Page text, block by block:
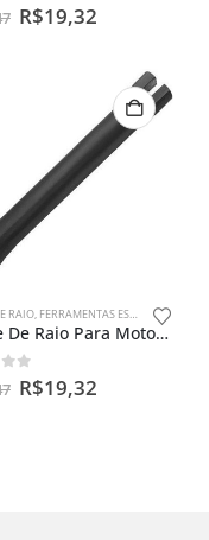
of 5
R$19,32
RAIO, FERRAMENTAS ESPECIAIS
Chave De Raio Para Motos 8 X 9mm
of 5
R$19,32